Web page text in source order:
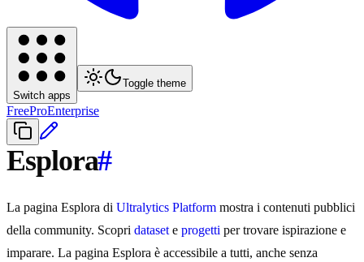
Switch apps
Toggle theme
FreeProEnterprise
Esplora#
La pagina Esplora di Ultralytics Platform mostra i contenuti pubblici
della community. Scopri dataset e progetti per trovare ispirazione e
imparare. La pagina Esplora è accessibile a tutti, anche senza